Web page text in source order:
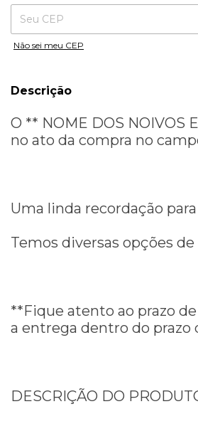
Não sei meu CEP
Descrição
O ** NOME DOS
no ato da compra no
Uma linda recordação
Temos diversas opções
**Fique atento ao prazo
a entrega dentro do prazo
DESCRIÇÃO DO